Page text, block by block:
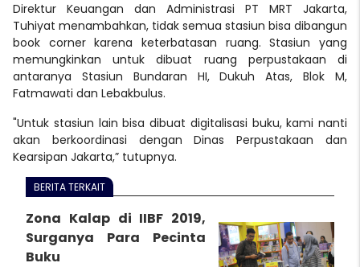
Direktur Keuangan dan Administrasi PT MRT Jakarta,
Tuhiyat menambahkan, tidak semua stasiun bisa dibangun
book corner karena keterbatasan ruang. Stasiun yang
memungkinkan untuk dibuat ruang perpustakaan di
antaranya Stasiun Bundaran HI, Dukuh Atas, Blok M,
Fatmawati dan Lebakbulus.
"Untuk stasiun lain bisa dibuat digitalisasi buku, kami nanti
akan berkoordinasi dengan Dinas Perpustakaan dan
Kearsipan Jakarta,” tutupnya.
BERITA TERKAIT
Zona Kalap di IIBF 2019,
Surganya Para Pecinta
Buku